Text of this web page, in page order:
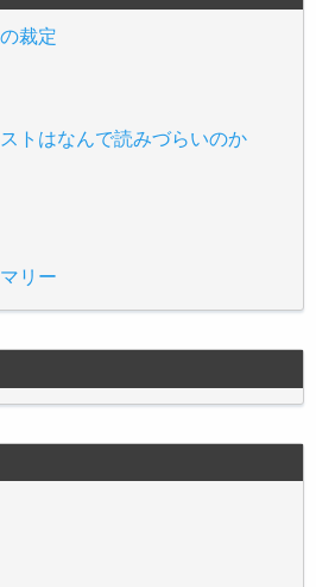
裁定
トはなんで読みづらいのか
リー